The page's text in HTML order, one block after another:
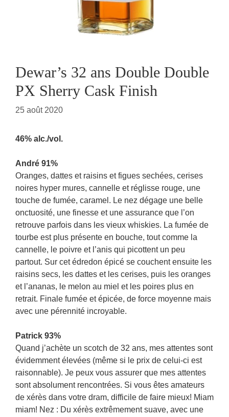
Dewar’s 32 ans Double Double
PX Sherry Cask Finish
25 août 2020
46% alc./vol.
André 91%
Oranges, dattes et raisins et figues sechées, cerises
noires hyper mures, cannelle et réglisse rouge, une
touche de fumée, caramel. Le nez dégage une belle
onctuosité, une finesse et une assurance que l’on
retrouve parfois dans les vieux whiskies. La fumée de
tourbe est plus présente en bouche, tout comme la
cannelle, le poivre et l’anis qui picottent un peu
partout. Sur cet édredon épicé se couchent ensuite les
raisins secs, les dattes et les cerises, puis les oranges
et l’ananas, le melon au miel et les poires plus en
retrait. Finale fumée et épicée, de force moyenne mais
avec une pérennité incroyable.
Patrick 93%
Quand j’achète un scotch de 32 ans, mes attentes sont
évidemment élevées (même si le prix de celui-ci est
raisonnable). Je peux vous assurer que mes attentes
sont absolument rencontrées. Si vous êtes amateurs
de xérès dans votre dram, difficile de faire mieux! Miam
miam! Nez : Du xérès extrêmement suave, avec une